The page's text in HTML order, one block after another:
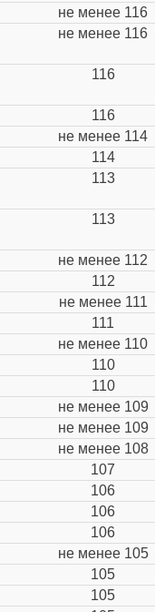
не менее 116
не менее 116
116
116
не менее 114
114
113
113
не менее 112
112
не менее 111
111
не менее 110
110
110
не менее 109
не менее 109
не менее 108
107
106
106
106
не менее 105
105
105